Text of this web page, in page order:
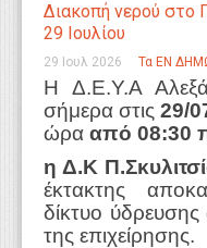
Διακοπή νερού στο
29 Ιουλίου
29 Ιουλ 2026 Τα ΕΝ
Η Δ.Ε.Υ.Α
σήμερα στις29/
ώρα από 08:30
η Δ.Κ
έκτακτης
δίκτυο ύδρευσης
της